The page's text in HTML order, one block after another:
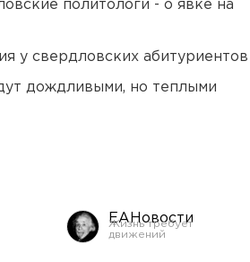
политологи - о явке на
у свердловских абитуриентов
дождливыми, но теплыми
ЕАНовости